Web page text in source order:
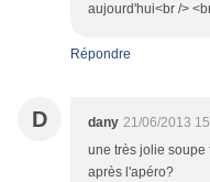
aujourd'hui<br />
Répondre
D dany 21/06/2013
une très jolie soupe
après l'apéro?